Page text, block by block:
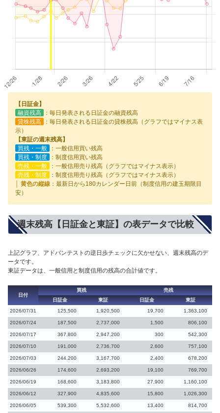
【日証金】
融資残高
：毎日発表される日証金の融資残高
貸株残高
：毎日発表される日証金の貸株残高（グラフではマイナス表
示）
【東証の週末残高】
買残・一般
：一般信用買い残高
買残・制度
：制度信用買い残高
売残・一般
：一般信用売り残高（グラフではマイナス表示）
売残・制度
：制度信用売り残高（グラフではマイナス表示）
│ 黄色の縦線 ：最新日から180カレンダー日前（制度信用の建玉期限目
安）
週末残高【日証金と東証】の表データで比較
上記グラフ、アドバンテストの逆日歩チェックに欠かせない、週末残高のデ
ータです。
東証データは、一般信用と制度信用の残高の合計値です。
日付
買残
売残
日証金
東証 日証金
東証
2026/07/31
125,500 1,920,500 19,700 1,363,100
2026/07/24 187,500 2,737,000 1,500 806,100
2026/07/17 367,800 2,947,200 300 542,300
2026/07/10 191,000 2,736,700 2,600 757,100
2026/07/03 244,200 3,167,700 2,400 678,200
2026/06/26 174,600 2,693,200 19,100 769,700
2026/06/19 168,600 3,183,800 27,900 1,160,100
2026/06/12 327,900 4,835,600 15,800 1,026,300
2026/06/05 539,300 5,532,600 13,400 814,700